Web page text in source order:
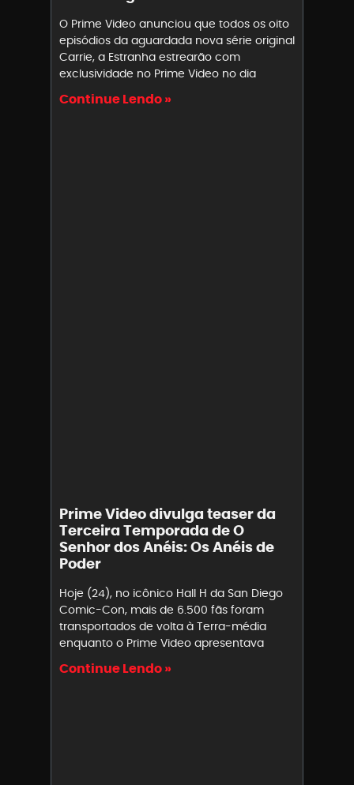
O Prime Video anunciou que todos os oito
episódios da aguardada nova série original
Carrie, a Estranha estrearão com
exclusividade no Prime Video no dia
Continue Lendo »
Prime Video divulga teaser da
Terceira Temporada de O
Senhor dos Anéis: Os Anéis de
Poder
Hoje (24), no icônico Hall H da San Diego
Comic-Con, mais de 6.500 fãs foram
transportados de volta à Terra-média
enquanto o Prime Video apresentava
Continue Lendo »